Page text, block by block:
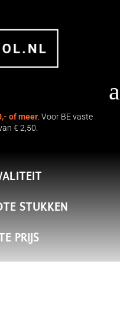
a
of meer. Voor BE vaste
€ 2,50.
STUKKEN
PRIJS
Hardhout
+ TOEVOEGEN